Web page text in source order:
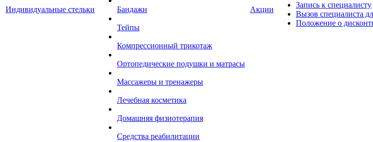
Индивидуальные стельки Бандажи
Тейпы
Компрессионный трикотаж
Ортопедические подушки и матрасы
Массажеры и тренажеры
Лечебная косметика
Домашняя физиотерапия
Средства реабилитации
Акции
Запись к специалисту
Вызов специалиста
Положение о